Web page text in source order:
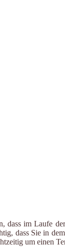
im Laufe
dass Sie in
um einen